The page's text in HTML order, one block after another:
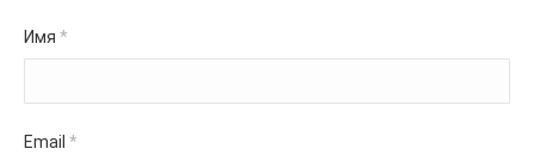
Имя *
Email *